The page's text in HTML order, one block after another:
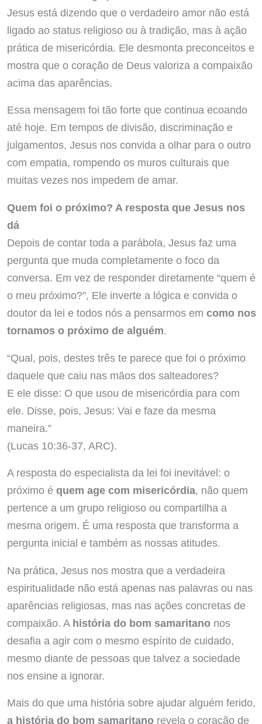
Jesus está dizendo que o verdadeiro amor não está
ligado ao status religioso ou à tradição, mas à ação
prática de misericórdia. Ele desmonta preconceitos e
mostra que o coração de Deus valoriza a compaixão
acima das aparências.
Essa mensagem foi tão forte que continua ecoando
até hoje. Em tempos de divisão, discriminação e
julgamentos, Jesus nos convida a olhar para o outro
com empatia, rompendo os muros culturais que
muitas vezes nos impedem de amar.
Quem foi o próximo? A resposta que Jesus nos
dá
Depois de contar toda a parábola, Jesus faz uma
pergunta que muda completamente o foco da
conversa. Em vez de responder diretamente “quem é
o meu próximo?”, Ele inverte a lógica e convida o
doutor da lei e todos nós a pensarmos em como nos
tornamos o próximo de alguém.
“Qual, pois, destes três te parece que foi o próximo
daquele que caiu nas mãos dos salteadores?
E ele disse: O que usou de misericórdia para com
ele. Disse, pois, Jesus: Vai e faze da mesma
maneira.”
(Lucas 10:36-37, ARC).
A resposta do especialista da lei foi inevitável: o
próximo é quem age com misericórdia, não quem
pertence a um grupo religioso ou compartilha a
mesma origem. É uma resposta que transforma a
pergunta inicial e também as nossas atitudes.
Na prática, Jesus nos mostra que a verdadeira
espiritualidade não está apenas nas palavras ou nas
aparências religiosas, mas nas ações concretas de
compaixão. A história do bom samaritanonos
desafia a agir com o mesmo espírito de cuidado,
mesmo diante de pessoas que talvez a sociedade
nos ensine a ignorar.
Mais do que uma história sobre ajudar alguém ferido,
a história do bom samaritanorevela o coração de